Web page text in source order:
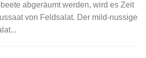
abgeräumt werden, wird es Zeit
von Feldsalat. Der mild-nussige